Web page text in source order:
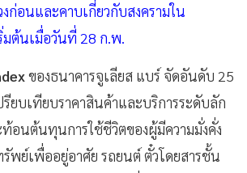
ก่อนและคาบเกี่ยวกับสงครามใน
มต้นเมื่อวันที่ 28 ก.พ.
ของธนาคารจูเลียส แบร์ จัดอันดับ 25
รียบเทียบราคาสินค้าและบริการระดับลัก
อนต้นทุนการใช้ชีวิตของผู้มีความมั่งคั่ง
พย์เพื่ออยู่อาศัย รถยนต์ ตั๋วโดยสารชั้น